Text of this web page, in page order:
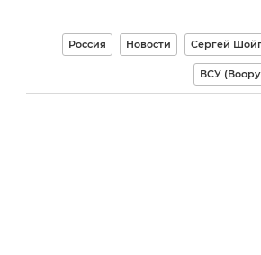
Россия Новости Сергей
ВСУ